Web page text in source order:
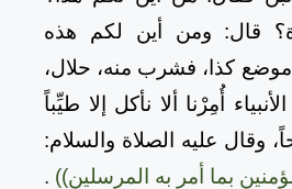
قال: ومن أين لكم هذه
كذا، فشرب منه، حلال،
أُمِرْنا ألا نأكل إلا طيِّباً
وقال عليه الصلاة والسلام:
بما أمر به المرسلين)) .